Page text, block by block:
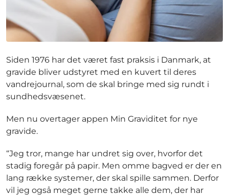
Siden 1976 har det været fast praksis i Danmark, at
gravide bliver udstyret med en kuvert til deres
vandrejournal, som de skal bringe med sig rundt i
sundhedsvæsenet.
Men nu overtager appen Min Graviditet for nye
gravide.
“Jeg tror, mange har undret sig over, hvorfor det
stadig foregår på papir. Men omme bagved er der en
lang række systemer, der skal spille sammen. Derfor
vil jeg også meget gerne takke alle dem, der har